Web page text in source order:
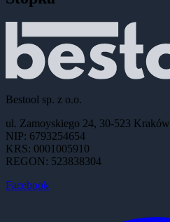
Bestool sp. z o.o.
ul. Zamoyskiego 24, 30-523 Kraków
NIP: 6793254654
KRS: 0001005910
REGON: 523838304
Facebook